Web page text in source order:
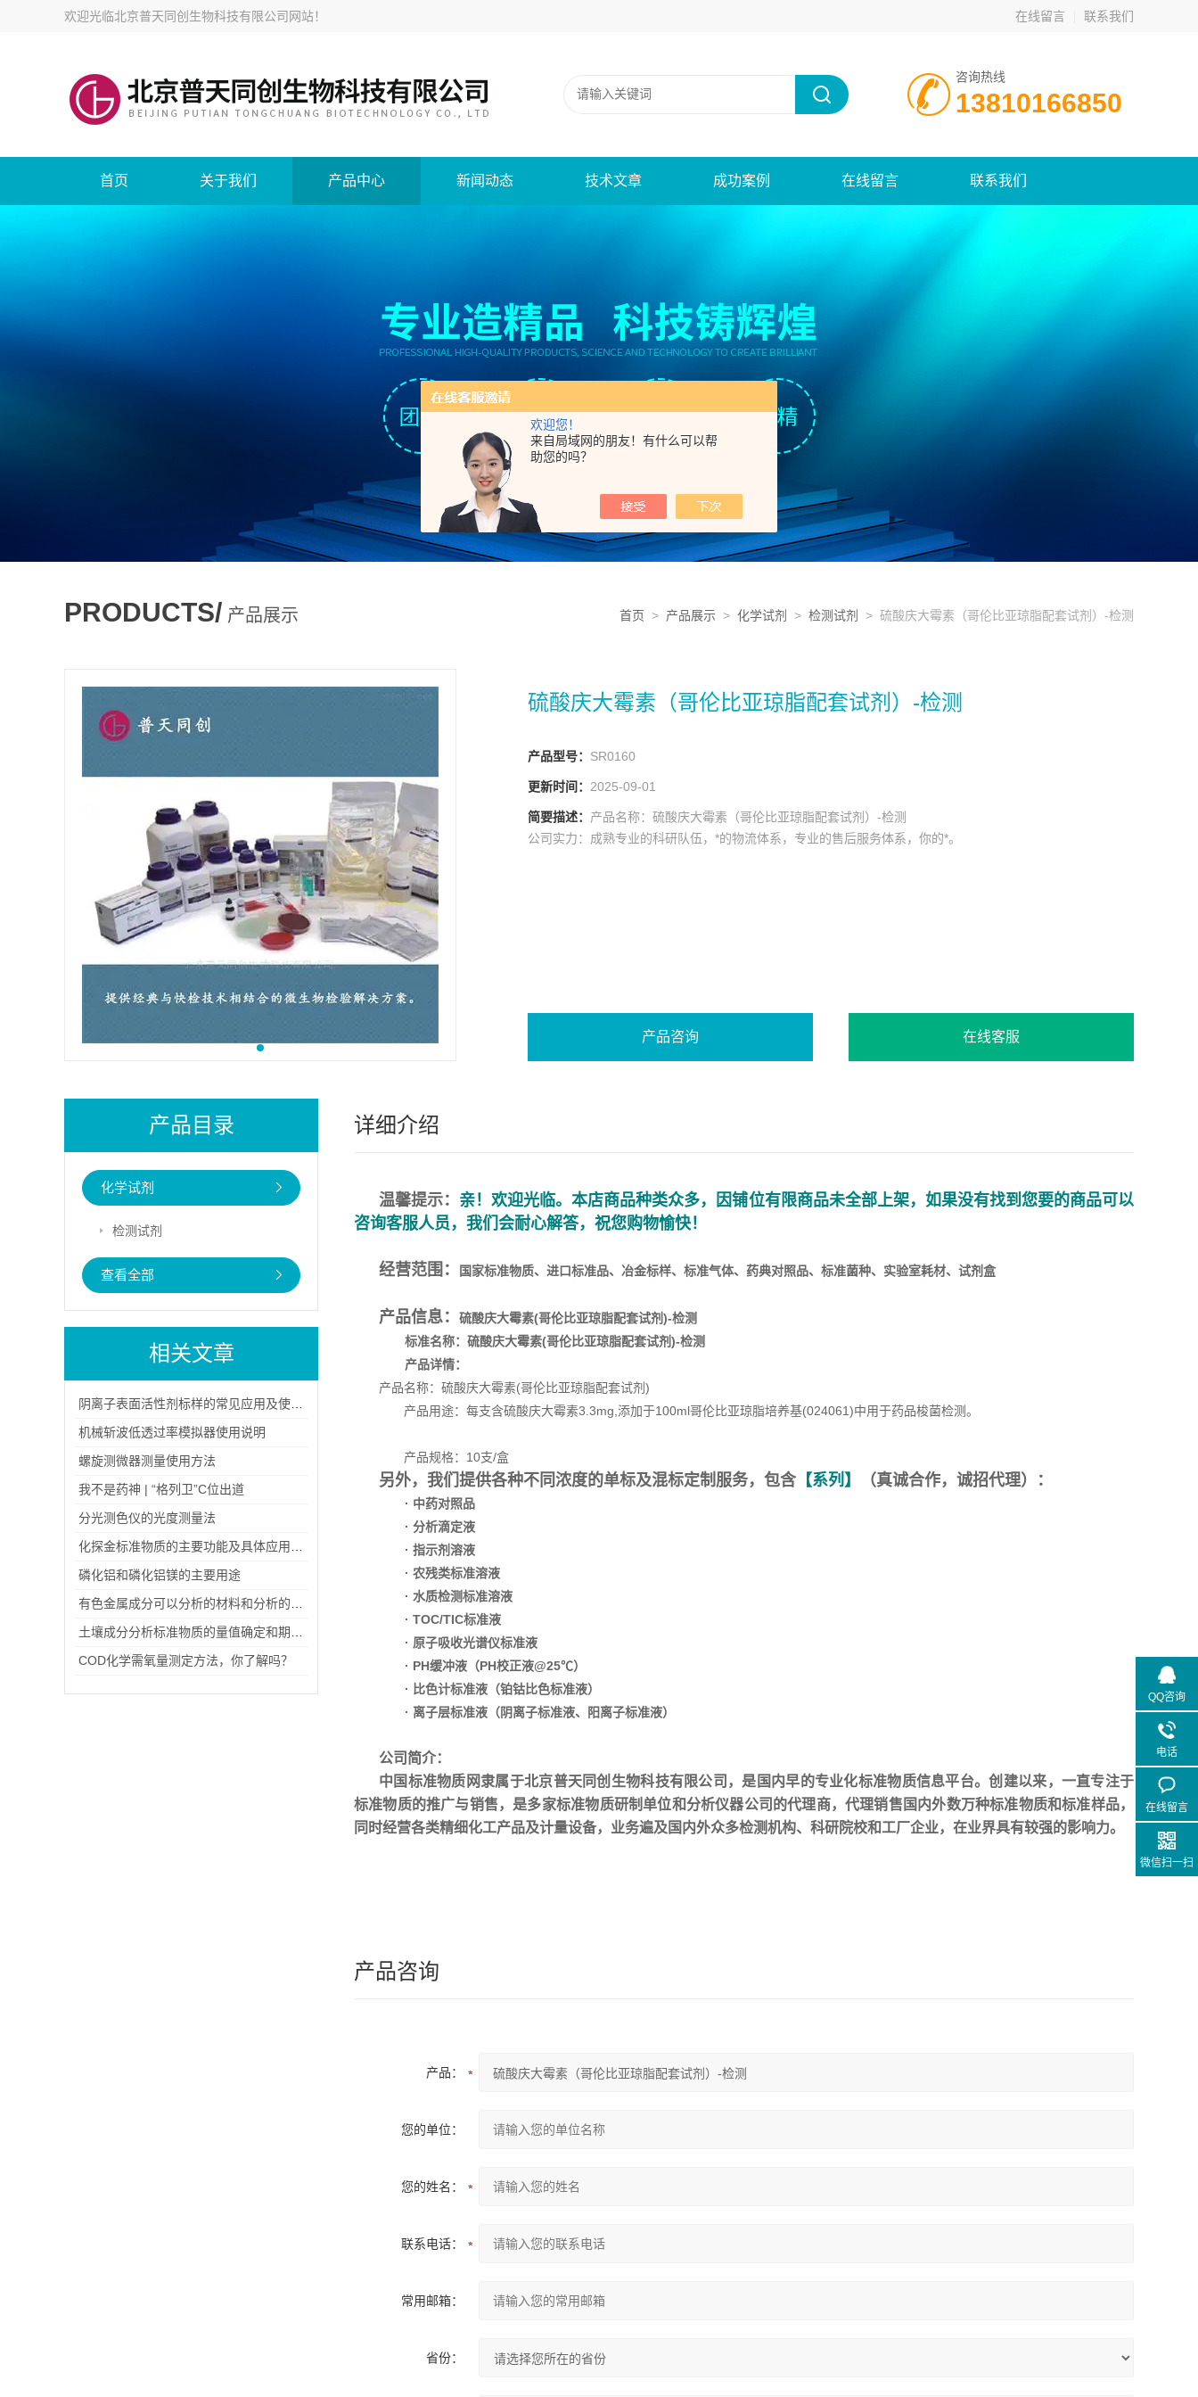
欢迎您！
来自局域网的朋友！有什么可以帮
助您的吗？
欢迎光临北京普天同创生物科技有限公司网站！ 在线留言 联系我们
咨询热线
13810166850
首页 关于我们 产品中心 新闻动态 技术文章 成功案例 在线留言 联系我们
PRODUCTS/ 产品展示 首页 > 产品展示 > 化学试剂 > 检测试剂 > 硫酸庆大霉素（哥伦比亚琼脂配套试剂）-检测
硫酸庆大霉素（哥伦比亚琼脂配套试剂）-检测
产品型号： SR0160
更新时间： 2025-09-01
简要描述： 产品名称：硫酸庆大霉素（哥伦比亚琼脂配套试剂）-检测
公司实力：成熟专业的科研队伍，*的物流体系，专业的售后服务体系，你的*。
产品咨询 在线客服
产品目录
化学试剂
检测试剂
查看全部
相关文章
机械斩波低透过率模拟器使用说明
螺旋测微器测量使用方法
我不是药神 | “格列卫”C位出道
分光测色仪的光度测量法
磷化铝和磷化铝镁的主要用途
COD化学需氧量测定方法，你了解吗？
详细介绍
温馨提示： 亲！欢迎光临。本店商品种类众多，因铺位有限商品未全部上架，如果没有找到您要的商品可以
咨询客服人员，我们会耐心解答，祝您购物愉快！
经营范围： 国家标准物质、进口标准品、冶金标样、标准气体、药典对照品、标准菌种、实验室耗材、试剂盒
产品信息：
硫酸庆大霉素(哥伦比亚琼脂配套试剂)-检测
标准名称：硫酸庆大霉素(哥伦比亚琼脂配套试剂)-检测
产品详情：
产品名称：硫酸庆大霉素(哥伦比亚琼脂配套试剂)
产品用途：每支含硫酸庆大霉素3.3mg,添加于100ml哥伦比亚琼脂培养基(024061)中用于药品梭菌检测。
产品规格：10支/盒
另外，我们提供各种不同浓度的单标及混标定制服务，包含 【系列】 （真诚合作，诚招代理）：
· 中药对照品
· 分析滴定液
· 指示剂溶液
· 农残类标准溶液
· 水质检测标准溶液
· TOC/TIC标准液
· 原子吸收光谱仪标准液
· PH缓冲液（PH校正液@25℃）
· 比色计标准液（铂钴比色标准液）
· 离子层标准液（阴离子标准液、阳离子标准液）
公司简介：
中国标准物质网隶属于北京普天同创生物科技有限公司，是国内早的专业化标准物质信息平台。创建以来，一直专注于
标准物质的推广与销售，是多家标准物质研制单位和分析仪器公司的代理商，代理销售国内外数万种标准物质和标准样品，
同时经营各类精细化工产品及计量设备，业务遍及国内外众多检测机构、科研院校和工厂企业，在业界具有较强的影响力。
产品咨询
产品：
您的单位：
您的姓名：
联系电话：
常用邮箱：
省份：
QQ咨询
电话
在线留言
微信扫一扫